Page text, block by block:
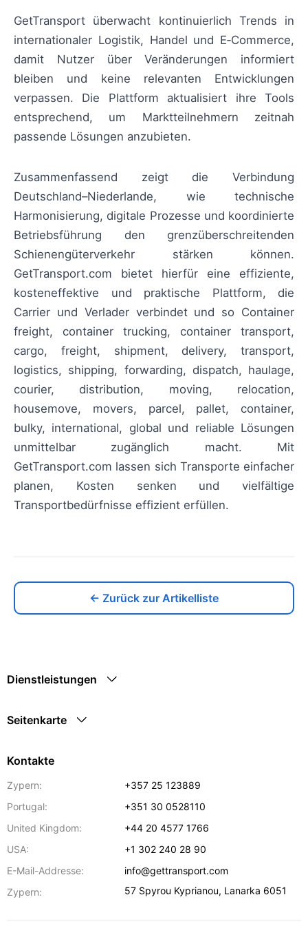
GetTransport überwacht kontinuierlich Trends in
internationaler Logistik, Handel und E‑Commerce,
damit Nutzer über Veränderungen informiert
bleiben und keine relevanten Entwicklungen
verpassen. Die Plattform aktualisiert ihre Tools
entsprechend, um Marktteilnehmern zeitnah
passende Lösungen anzubieten.
Zusammenfassend zeigt die Verbindung
Deutschland–Niederlande, wie technische
Harmonisierung, digitale Prozesse und koordinierte
Betriebsführung den grenzüberschreitenden
Schienengüterverkehr stärken können.
GetTransport.com bietet hierfür eine effiziente,
kosteneffektive und praktische Plattform, die
Carrier und Verlader verbindet und so Container
freight, container trucking, container transport,
cargo, freight, shipment, delivery, transport,
logistics, shipping, forwarding, dispatch, haulage,
courier, distribution, moving, relocation,
housemove, movers, parcel, pallet, container,
bulky, international, global und reliable Lösungen
unmittelbar zugänglich macht. Mit
GetTransport.com lassen sich Transporte einfacher
planen, Kosten senken und vielfältige
Transportbedürfnisse effizient erfüllen.
← Zurück zur Artikelliste
Dienstleistungen
Seitenkarte
Kontakte
Zypern:
+357 25 123889
Portugal:
+351 30 0528110
United Kingdom:
+44 20 4577 1766
USA:
+1 302 240 28 90
E-Mail-Addresse:
info@gettransport.com
Zypern:
57 Spyrou Kyprianou, Lanarka 6051